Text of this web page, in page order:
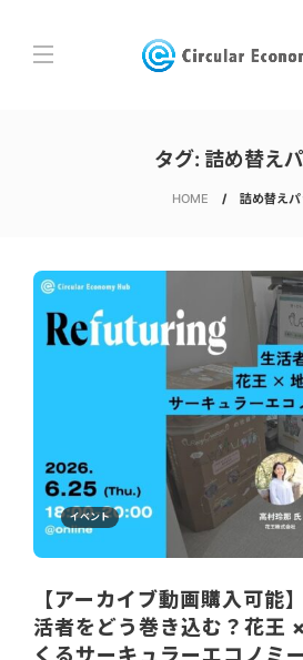
タグ: 詰め替え
HOME 詰め替えパ
イベント
【アーカイブ動画購入可
活者をどう巻き込む？花王
くるサーキュラーエコノミ